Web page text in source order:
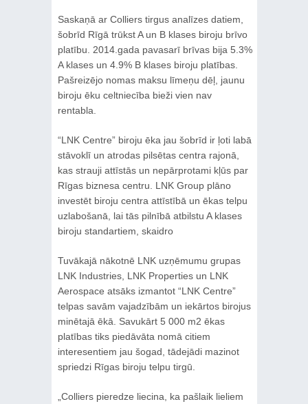
Saskaņā ar Colliers tirgus analīzes datiem,
šobrīd Rīgā trūkst A un B klases biroju brīvo
platību. 2014.gada pavasarī brīvas bija 5.3%
A klases un 4.9% B klases biroju platības.
Pašreizējo nomas maksu līmeņu dēļ, jaunu
biroju ēku celtniecība bieži vien nav
rentabla.
“LNK Centre” biroju ēka jau šobrīd ir ļoti labā
stāvoklī un atrodas pilsētas centra rajonā,
kas strauji attīstās un nepārprotami kļūs par
Rīgas biznesa centru. LNK Group plāno
investēt biroju centra attīstībā un ēkas telpu
uzlabošanā, lai tās pilnībā atbilstu A klases
biroju standartiem, skaidro
Tuvākajā nākotnē LNK uzņēmumu grupas
LNK Industries, LNK Properties un LNK
Aerospace atsāks izmantot “LNK Centre”
telpas savām vajadzībām un iekārtos birojus
minētajā ēkā. Savukārt 5 000 m2 ēkas
platības tiks piedāvāta nomā citiem
interesentiem jau šogad, tādejādi mazinot
spriedzi Rīgas biroju telpu tirgū.
„Colliers pieredze liecina, ka pašlaik lieliem